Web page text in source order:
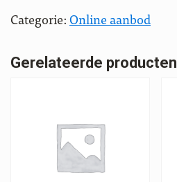
het
aantal
Categorie:Online aanbod
Gerelateerde producten